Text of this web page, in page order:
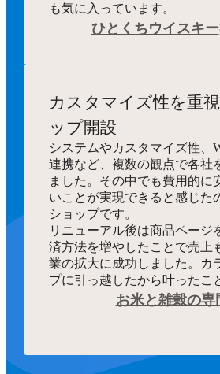
も気に入っています。
ひとくちウイスキー
カスタマイズ性を重
ップ開設
システムやカスタマイズ性、
連携など、複数の観点で各社
ました。その中でも費用的に
いことが実現できると感じた
ショップです。
リニューアル後は商品ページ
済方法を増やしたことで売上
業の拡大に成功しました。カ
プに引っ越したから叶ったこ
お米と雑穀の